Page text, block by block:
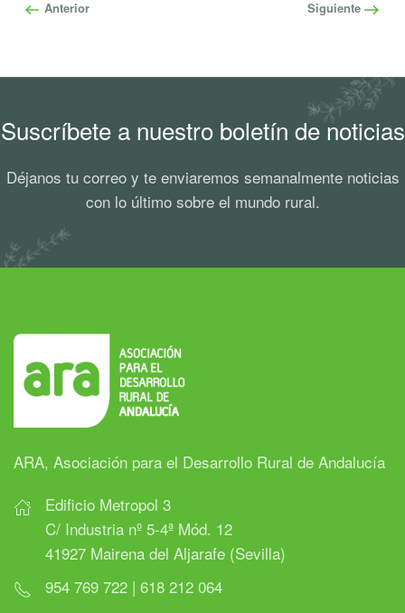
Anterior Siguiente
Suscríbete a nuestro boletín de noticias
Déjanos tu correo y te enviaremos semanalmente noticias
con lo último sobre el mundo rural.
ARA, Asociación para el Desarrollo Rural de Andalucía
Edificio Metropol 3
C/ Industria nº 5-4ª Mód. 12
41927 Mairena del Aljarafe (Sevilla)
954 769 722 | 618 212 064